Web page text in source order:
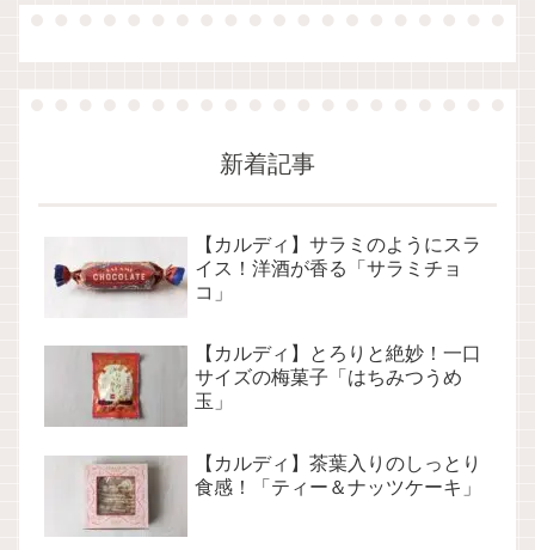
新着記事
【カルディ】サラミのようにスラ
イス！洋酒が香る「サラミチョ
コ」
【カルディ】とろりと絶妙！一口
サイズの梅菓子「はちみつうめ
玉」
【カルディ】茶葉入りのしっとり
食感！「ティー＆ナッツケーキ」